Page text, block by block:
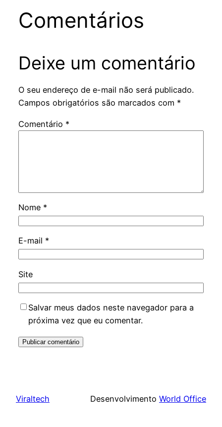
Comentários
Deixe um comentário
O seu endereço de e-mail não será publicado.
Campos obrigatórios são marcados com *
Comentário *
Nome *
E-mail *
Site
Salvar meus dados neste navegador para a
próxima vez que eu comentar.
Viraltech Desenvolvimento World Office